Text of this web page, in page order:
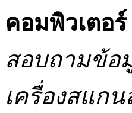
คอมพิวเตอร์
สอบถามข้อ
เครื่องสแก